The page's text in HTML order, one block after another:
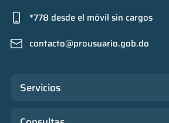
*778 desde el móvil sin cargos
contacto@prousuario.gob.do
Servicios